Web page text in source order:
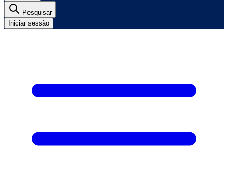
Pesquisar
Iniciar sessão